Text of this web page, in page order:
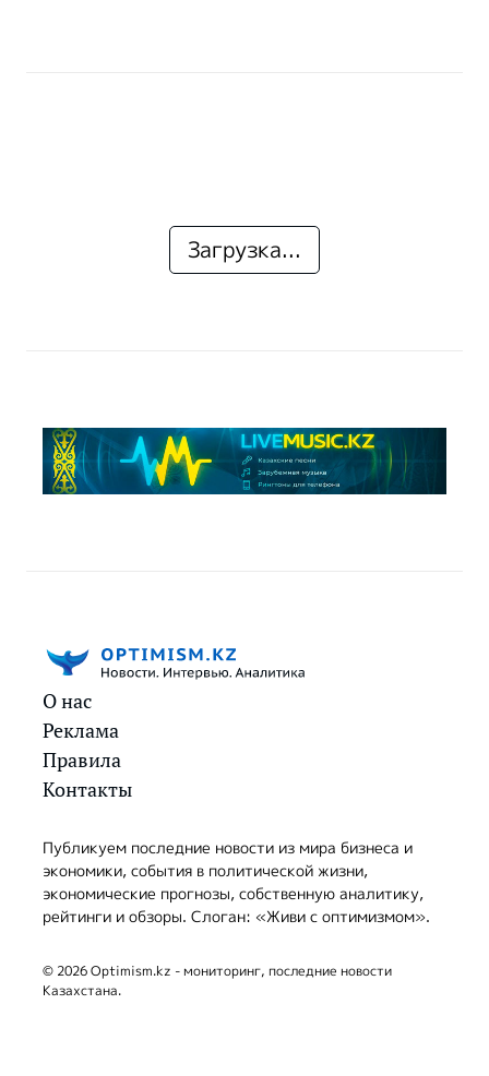
Загрузка...
О нас
Реклама
Правила
Контакты
Публикуем последние новости из мира бизнеса и
экономики, события в политической жизни,
экономические прогнозы, собственную аналитику,
рейтинги и обзоры. Слоган: «Живи с оптимизмом».
© 2026 Optimism.kz - мониторинг, последние новости
Казахстана.